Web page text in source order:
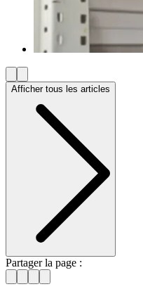
Afficher tous les articles
Partager la page :